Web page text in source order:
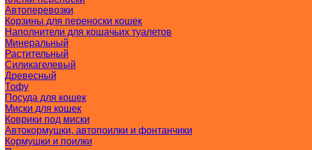
Автоперевозки
Корзины для переноски кошек
Наполнители для кошачьих туалетов
Минеральный
Растительный
Силикагелевый
Древесный
Тофу
Посуда для кошек
Миски для кошек
Коврики под миски
Автокормушки, автопоилки и фонтанчики
Кормушки и поилки